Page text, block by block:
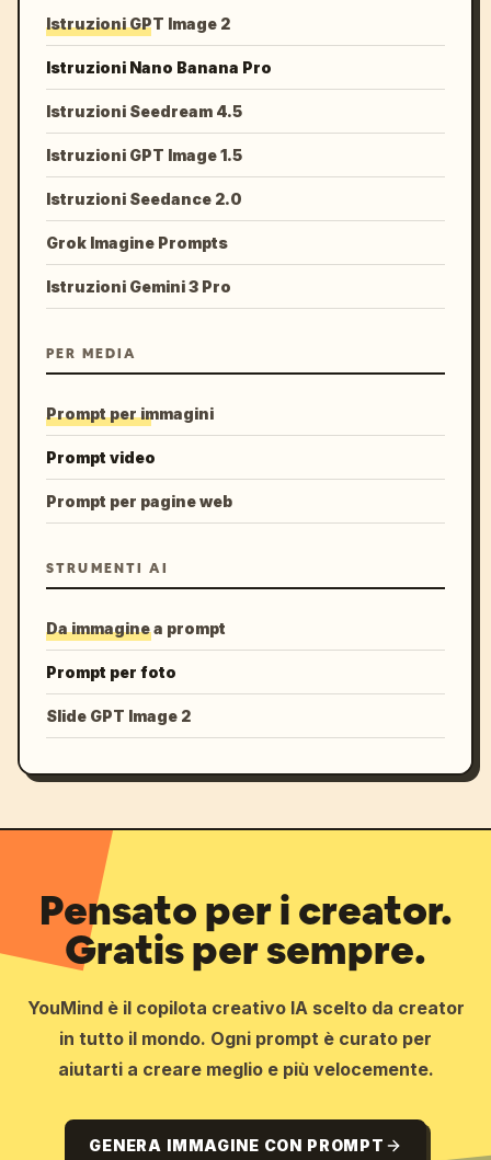
Istruzioni GPT Image 2
Istruzioni Nano Banana Pro
Istruzioni Seedream 4.5
Istruzioni GPT Image 1.5
Istruzioni Seedance 2.0
Grok Imagine Prompts
Istruzioni Gemini 3 Pro
PER MEDIA
Prompt per immagini
Prompt video
Prompt per pagine web
STRUMENTI AI
Da immagine a prompt
Prompt per foto
Slide GPT Image 2
Pensato per i creator.
Gratis per sempre.
YouMind è il copilota creativo IA scelto da creator
in tutto il mondo. Ogni prompt è curato per
aiutarti a creare meglio e più velocemente.
GENERA IMMAGINE CON PROMPT